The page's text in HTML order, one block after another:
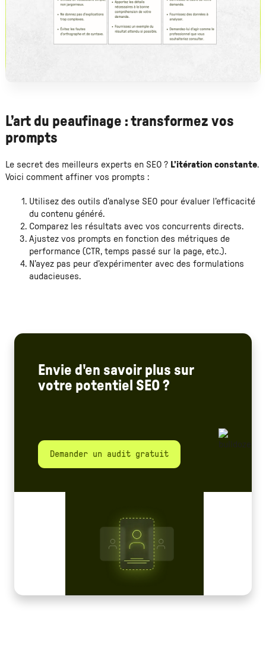
L’art du peaufinage : transformez vos
prompts
Le secret des meilleurs experts en SEO ? L’itération constante.
Voici comment affiner vos prompts :
Utilisez des outils d’analyse SEO pour évaluer l’efficacité
du contenu généré.
Comparez les résultats avec vos concurrents directs.
Ajustez vos prompts en fonction des métriques de
performance (CTR, temps passé sur la page, etc.).
N’ayez pas peur d’expérimenter avec des formulations
audacieuses.
Envie d'en savoir plus sur
votre potentiel SEO ?
Demander un audit gratuit